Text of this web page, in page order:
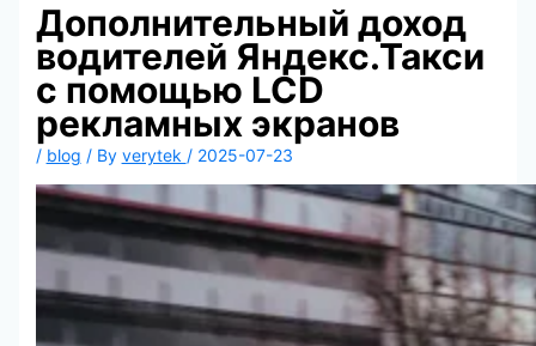
Дополнительный доход
водителей Яндекс.Такси
с помощью LCD
рекламных экранов
/ blog / By verytek / 2025-07-23